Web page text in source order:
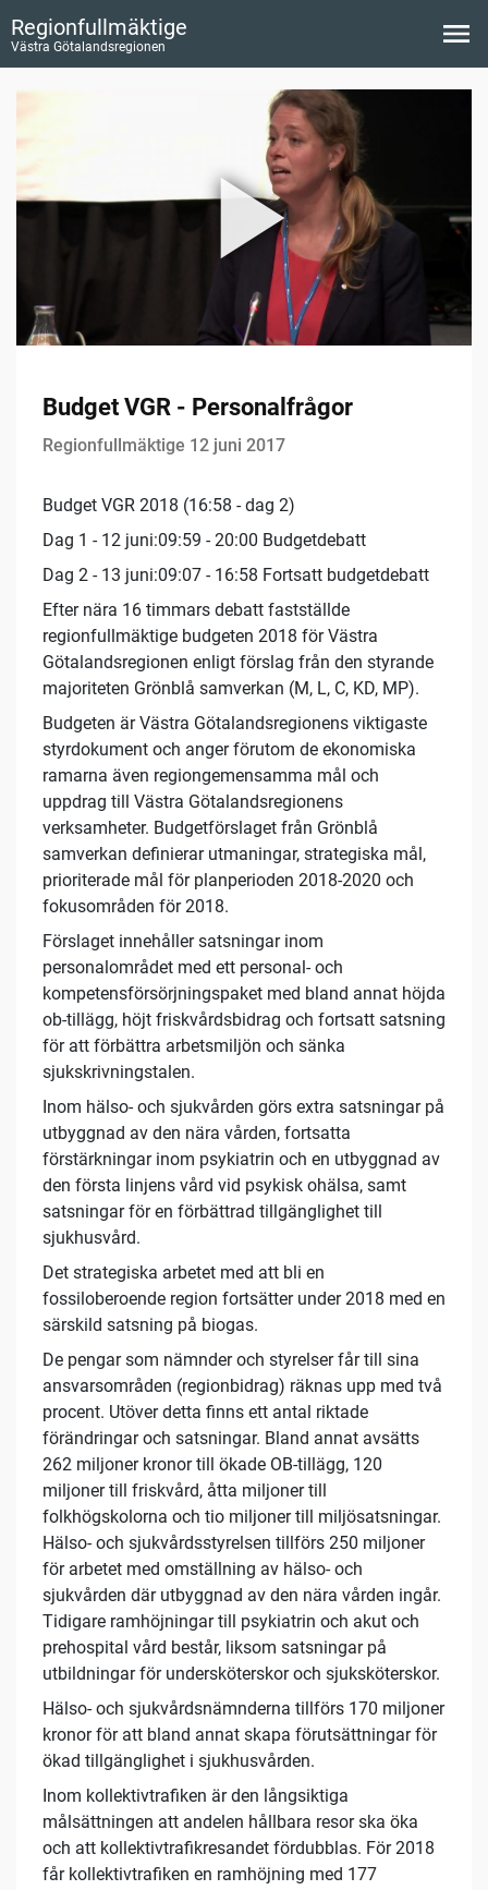
Regionfullmäktige
Västra Götalandsregionen
Budget VGR - Personalfrågor
Regionfullmäktige 12 juni 2017
Budget VGR 2018 (16:58 - dag 2)
Dag 1 - 12 juni:09:59 - 20:00 Budgetdebatt
Dag 2 - 13 juni:09:07 - 16:58 Fortsatt budgetdebatt
Efter nära 16 timmars debatt fastställde
regionfullmäktige budgeten 2018 för Västra
Götalandsregionen enligt förslag från den styrande
majoriteten Grönblå samverkan (M, L, C, KD, MP).
Budgeten är Västra Götalandsregionens viktigaste
styrdokument och anger förutom de ekonomiska
ramarna även regiongemensamma mål och
uppdrag till Västra Götalandsregionens
verksamheter. Budgetförslaget från Grönblå
samverkan definierar utmaningar, strategiska mål,
prioriterade mål för planperioden 2018-2020 och
fokusområden för 2018.
Förslaget innehåller satsningar inom
personalområdet med ett personal- och
kompetensförsörjningspaket med bland annat höjda
ob-tillägg, höjt friskvårdsbidrag och fortsatt satsning
för att förbättra arbetsmiljön och sänka
sjukskrivningstalen.
Inom hälso- och sjukvården görs extra satsningar på
utbyggnad av den nära vården, fortsatta
förstärkningar inom psykiatrin och en utbyggnad av
den första linjens vård vid psykisk ohälsa, samt
satsningar för en förbättrad tillgänglighet till
sjukhusvård.
Det strategiska arbetet med att bli en
fossiloberoende region fortsätter under 2018 med en
särskild satsning på biogas.
De pengar som nämnder och styrelser får till sina
ansvarsområden (regionbidrag) räknas upp med två
procent. Utöver detta finns ett antal riktade
förändringar och satsningar. Bland annat avsätts
262 miljoner kronor till ökade OB-tillägg, 120
miljoner till friskvård, åtta miljoner till
folkhögskolorna och tio miljoner till miljösatsningar.
Hälso- och sjukvårdsstyrelsen tillförs 250 miljoner
för arbetet med omställning av hälso- och
sjukvården där utbyggnad av den nära vården ingår.
Tidigare ramhöjningar till psykiatrin och akut och
prehospital vård består, liksom satsningar på
utbildningar för undersköterskor och sjuksköterskor.
Hälso- och sjukvårdsnämnderna tillförs 170 miljoner
kronor för att bland annat skapa förutsättningar för
ökad tillgänglighet i sjukhusvården.
Inom kollektivtrafiken är den långsiktiga
målsättningen att andelen hållbara resor ska öka
och att kollektivtrafikresandet fördubblas. För 2018
får kollektivtrafiken en ramhöjning med 177